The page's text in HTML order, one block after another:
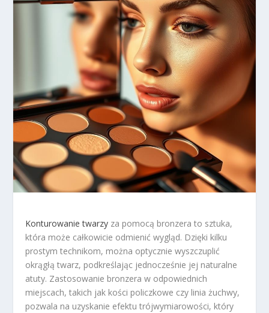
Konturowanie twarzy za pomocą bronzera to sztuka,
która może całkowicie odmienić wygląd. Dzięki kilku
prostym technikom, można optycznie wyszczuplić
okrągłą twarz, podkreślając jednocześnie jej naturalne
atuty. Zastosowanie bronzera w odpowiednich
miejscach, takich jak kości policzkowe czy linia żuchwy,
pozwala na uzyskanie efektu trójwymiarowości, który